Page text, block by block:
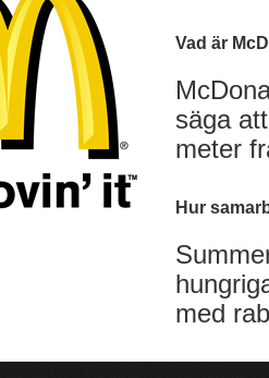
Vad är
säga
meter
Hur
med